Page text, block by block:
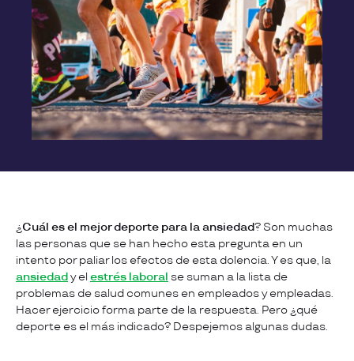
¿Cuál es el mejor deporte para la ansiedad? Son muchas
las personas que se han hecho esta pregunta en un
intento por paliar los efectos de esta dolencia. Y es que, la
ansiedady el estrés laboral se suman a la lista de
problemas de salud comunes en empleados y empleadas.
Hacer ejercicio forma parte de la respuesta. Pero ¿qué
deporte es el más indicado? Despejemos algunas dudas.